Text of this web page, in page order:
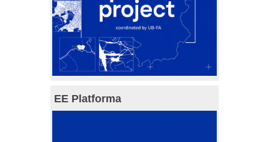
EE Platforma